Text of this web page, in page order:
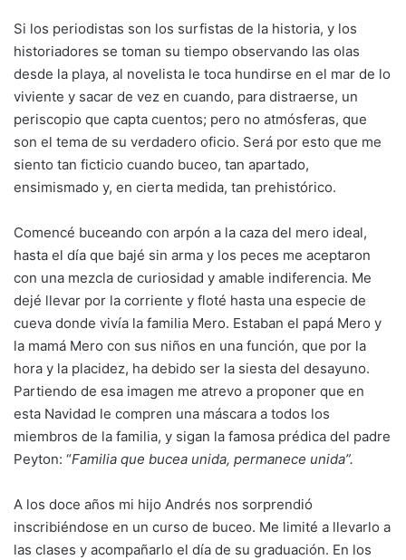
Si los periodistas son los surfistas de la historia, y los
historiadores se toman su tiempo observando las olas
desde la playa, al novelista le toca hundirse en el mar de lo
viviente y sacar de vez en cuando, para distraerse, un
periscopio que capta cuentos; pero no atmósferas, que
son el tema de su verdadero oficio. Será por esto que me
siento tan ficticio cuando buceo, tan apartado,
ensimismado y, en cierta medida, tan prehistórico.
Comencé buceando con arpón a la caza del mero ideal,
hasta el día que bajé sin arma y los peces me aceptaron
con una mezcla de curiosidad y amable indiferencia. Me
dejé llevar por la corriente y floté hasta una especie de
cueva donde vivía la familia Mero. Estaban el papá Mero y
la mamá Mero con sus niños en una función, que por la
hora y la placidez, ha debido ser la siesta del desayuno.
Partiendo de esa imagen me atrevo a proponer que en
esta Navidad le compren una máscara a todos los
miembros de la familia, y sigan la famosa prédica del padre
Peyton: “Familia que bucea unida, permanece unida”.
A los doce años mi hijo Andrés nos sorprendió
inscribiéndose en un curso de buceo. Me limité a llevarlo a
las clases y acompañarlo el día de su graduación. En los